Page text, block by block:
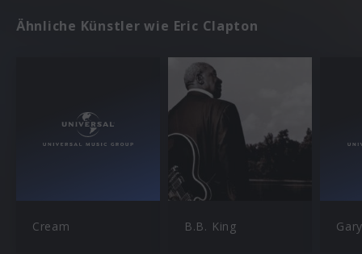
Ähnliche Künstler wie Eric Clapton
Cream B.B. King